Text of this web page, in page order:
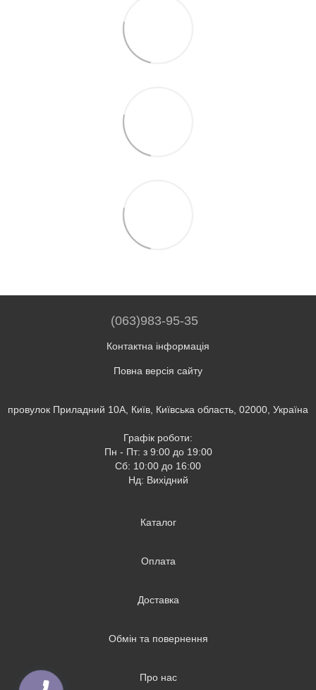
(063)983-95-35
Контактна інформація
Повна версія сайту
провулок Приладний 10А, Київ, Київська область, 02000, Україна
Графік роботи:
Пн - Пт: з 9:00 до 19:00
Сб: 10:00 до 16:00
Нд: Вихідний
Каталог
Оплата
Доставка
Обмін та повернення
Про нас